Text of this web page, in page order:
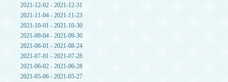
2021-12-02 - 2021-12-31
2021-11-04 - 2021-11-23
2021-10-01 - 2021-10-30
2021-09-04 - 2021-09-30
2021-08-01 - 2021-08-24
2021-07-01 - 2021-07-28
2021-06-02 - 2021-06-28
2021-05-06 - 2021-05-27